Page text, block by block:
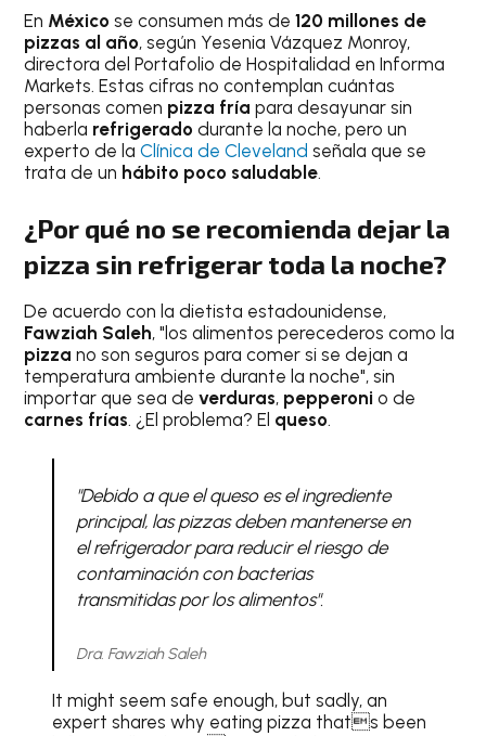
En México se consumen más de120 millones de
pizzas al año, según Yesenia Vázquez Monroy,
directora del Portafolio de Hospitalidad en Informa
Markets. Estas cifras no contemplan cuántas
personas comen pizza fríapara desayunar sin
haberla refrigerado durante la noche, pero un
experto de laClínica de Cleveland señala que se
trata de un hábito poco saludable.
¿Por qué no se recomienda dejar la
pizza sin refrigerar toda la noche?
De acuerdo con la dietista estadounidense,
Fawziah Saleh, "los alimentos perecederos como la
pizzano son seguros para comer si se dejan a
temperatura ambiente durante la noche", sin
importar que sea deverduras, pepperonio de
carnes frías. ¿El problema? El queso.
"Debido a que el queso es el ingrediente
principal, las pizzas deben mantenerse en
el refrigerador para reducir el riesgo de
contaminación con bacterias
transmitidas por los alimentos".
Dra. Fawziah Saleh
It might seem safe enough, but sadly, an
expert shares why eating pizza thats been